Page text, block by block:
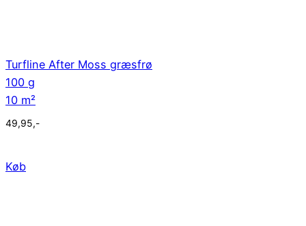
Køb
Turfline After Moss græsfrø
100 g
10 m²
49,95,-